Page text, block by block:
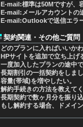
E-mail:標準は50Mですが、
E-mail:メールアカウントの
E-mail:Outlookで送信エラ
契約関連・その他ご質問
どのプランに入ればいいか
HPサイトを追加で立ち上げ
一度加入したプランの途中
長期割引の一括契約をしま
容量(帯域)を増やしたい。
解約手続きの方法を教えてく
長期契約で数ヶ月分を振り
もし解約する場合、ドメイ